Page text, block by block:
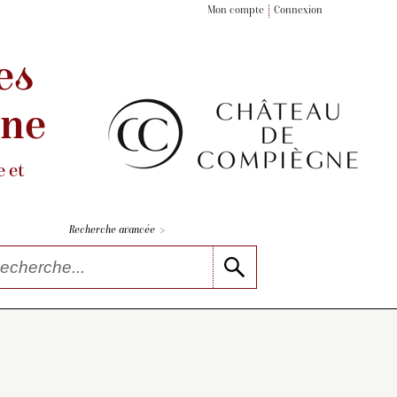
Mon compte Connexion
et
Recherche avancée >